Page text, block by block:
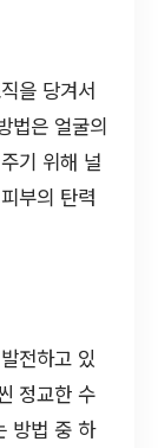
을 당겨서
법은 얼굴의
기 위해 널
부의 탄력
전하고 있
정교한 수
방법 중 하